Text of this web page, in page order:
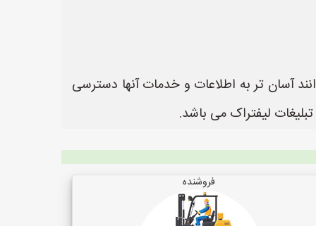
آسان تر به اطلاعات و خدمات آنها دسترسی
فروشنده